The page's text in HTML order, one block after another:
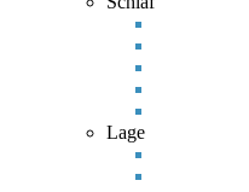
Lage